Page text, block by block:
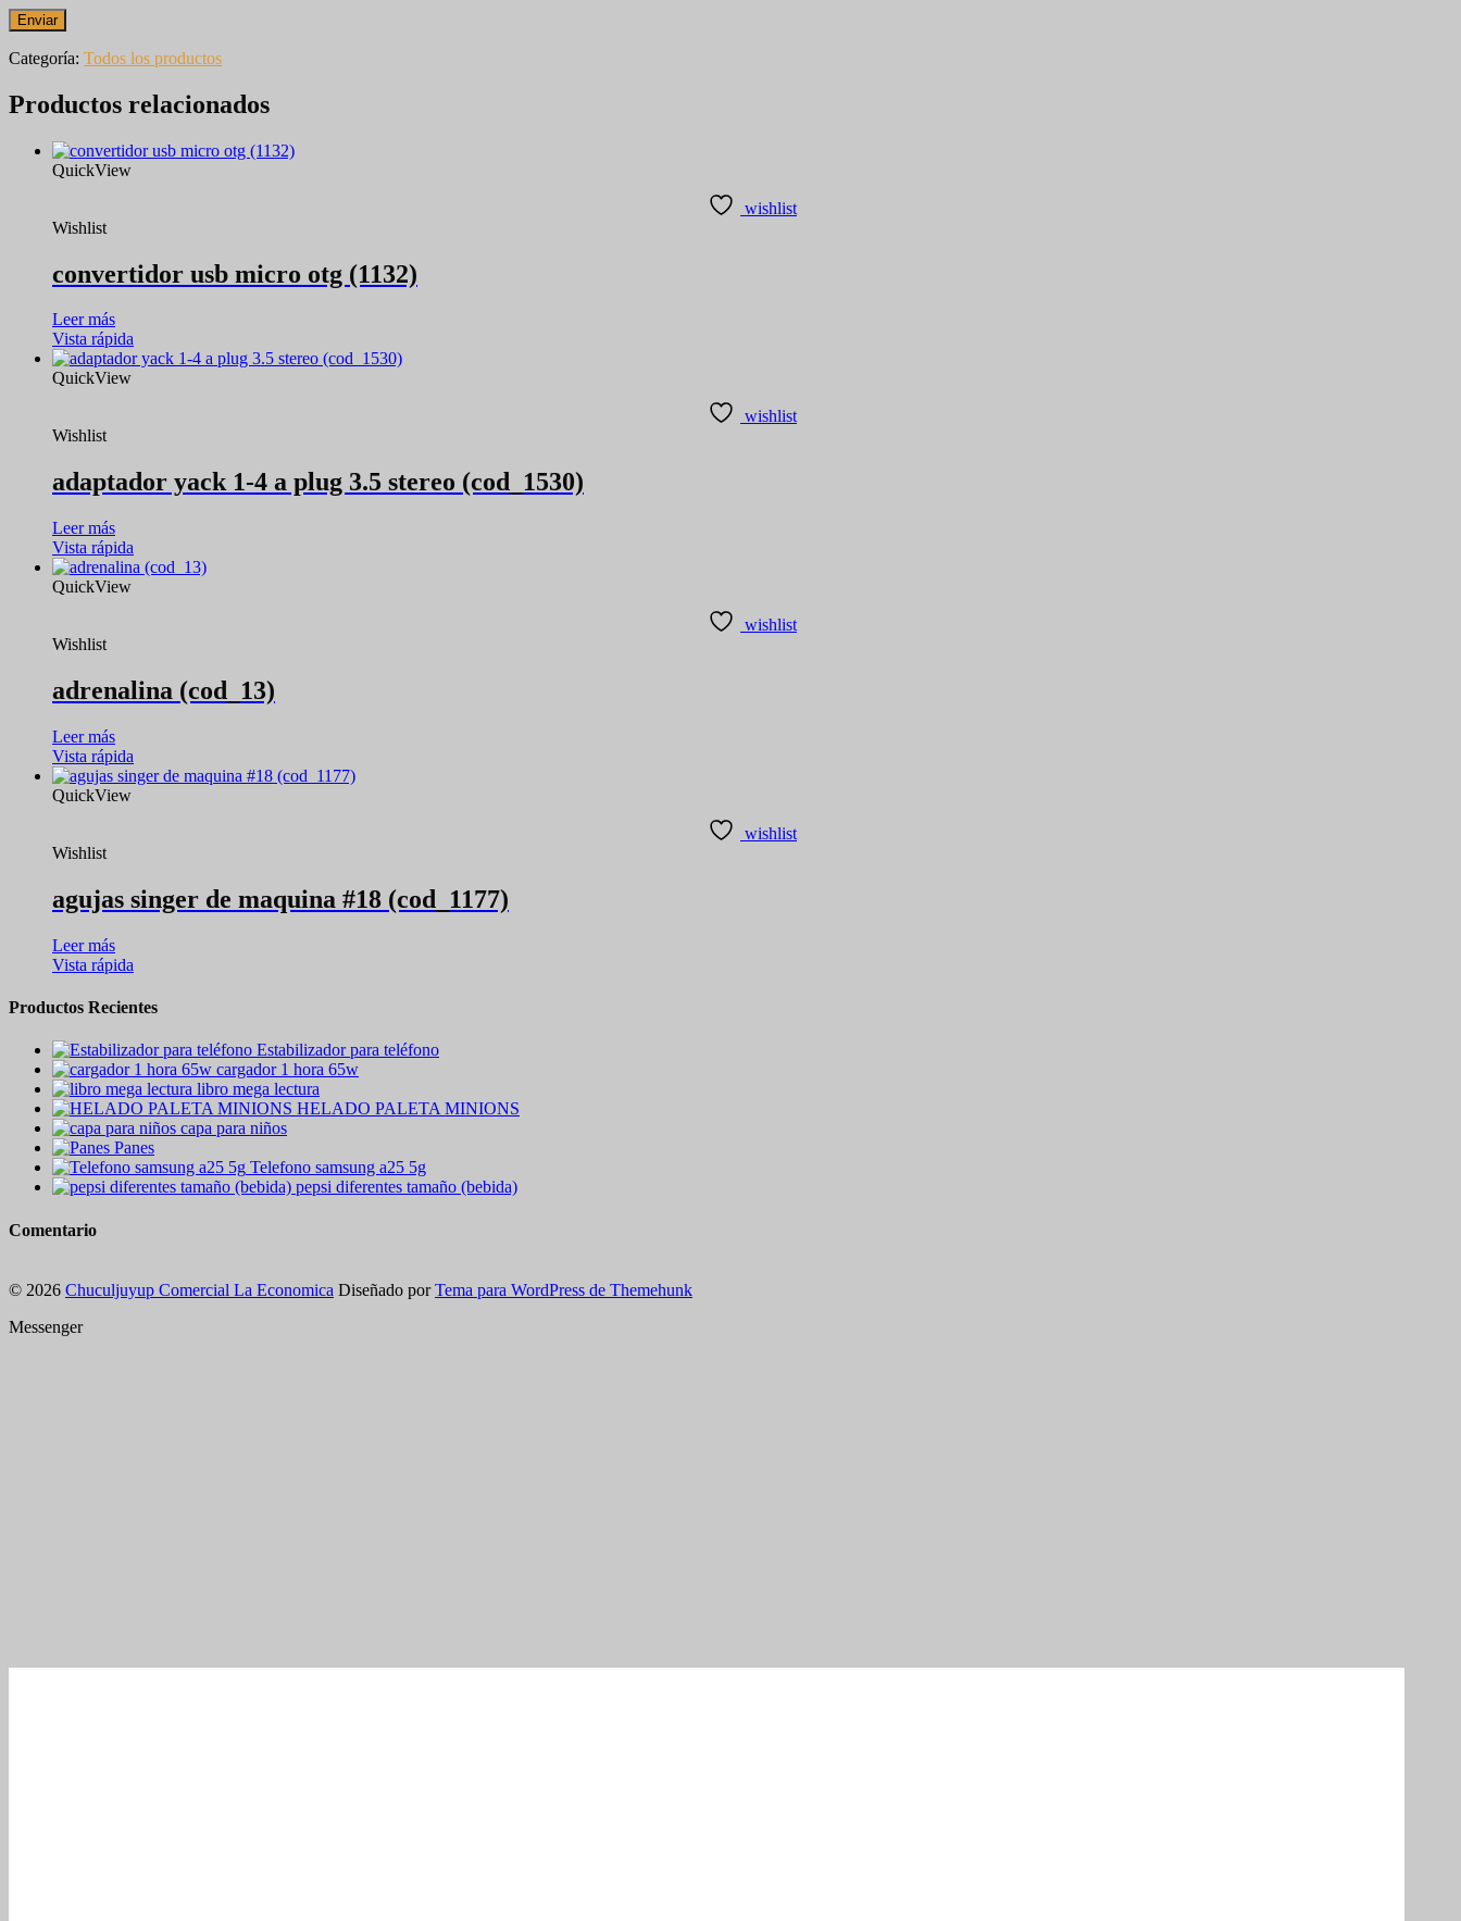
Categoría: Todos los productos
Productos relacionados
QuickView
wishlist
Wishlist
convertidor usb micro otg (1132)
Leer más
Vista rápida
QuickView
wishlist
Wishlist
adaptador yack 1-4 a plug 3.5 stereo (cod_1530)
Leer más
Vista rápida
QuickView
wishlist
Wishlist
adrenalina (cod_13)
Leer más
Vista rápida
QuickView
wishlist
Wishlist
agujas singer de maquina #18 (cod_1177)
Leer más
Vista rápida
Productos Recientes
Estabilizador para teléfono
cargador 1 hora 65w
libro mega lectura
HELADO PALETA MINIONS
capa para niños
Panes
Telefono samsung a25 5g
pepsi diferentes tamaño (bebida)
Comentario
© 2026 Chuculjuyup Comercial La Economica Diseñado por Tema para WordPress de Themehunk
Messenger